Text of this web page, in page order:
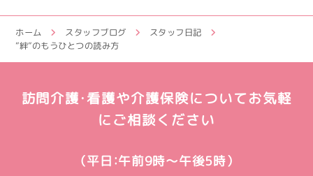
ホーム スタッフブログ
スタッフ日記
”絆”のもうひとつの読み方
訪問介護・看護や介護保険についてお気軽
にご相談ください
（平日：午前9時～午後5時）